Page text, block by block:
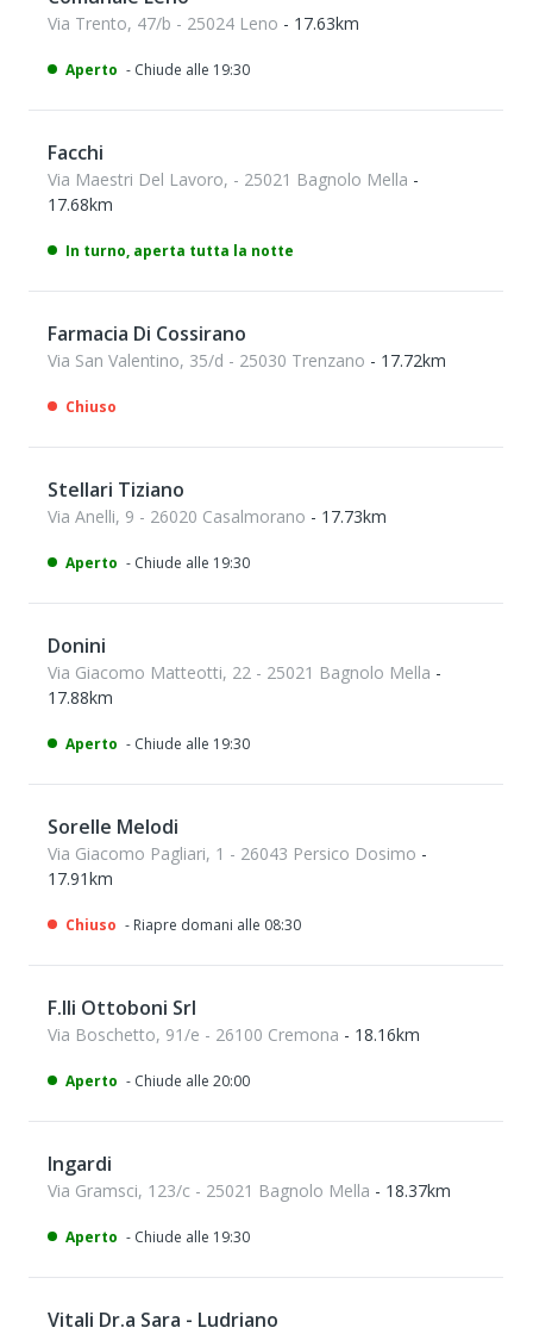
Via Trento, 47/b - 25024 Leno - 17.63km
Aperto - Chiude alle 19:30
Facchi
Via Maestri Del Lavoro, - 25021 Bagnolo Mella -
17.68km
In turno, aperta tutta la notte
Farmacia Di Cossirano
Via San Valentino, 35/d - 25030 Trenzano - 17.72km
Chiuso
Stellari Tiziano
Via Anelli, 9 - 26020 Casalmorano - 17.73km
Aperto - Chiude alle 19:30
Donini
Via Giacomo Matteotti, 22 - 25021 Bagnolo Mella -
17.88km
Aperto - Chiude alle 19:30
Sorelle Melodi
Via Giacomo Pagliari, 1 - 26043 Persico Dosimo -
17.91km
Chiuso - Riapre domani alle 08:30
F.lli Ottoboni Srl
Via Boschetto, 91/e - 26100 Cremona - 18.16km
Aperto - Chiude alle 20:00
Ingardi
Via Gramsci, 123/c - 25021 Bagnolo Mella - 18.37km
Aperto - Chiude alle 19:30
Vitali Dr.a Sara - Ludriano